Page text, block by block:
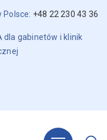
Polsce: +48 22 230 43 36
dla gabinetów i klinik